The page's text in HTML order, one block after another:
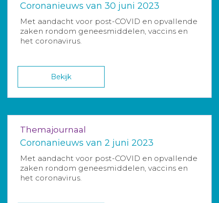
Coronanieuws van 30 juni 2023
Met aandacht voor post-COVID en opvallende
zaken rondom geneesmiddelen, vaccins en
het coronavirus.
Bekijk
Themajournaal
Coronanieuws van 2 juni 2023
Met aandacht voor post-COVID en opvallende
zaken rondom geneesmiddelen, vaccins en
het coronavirus.